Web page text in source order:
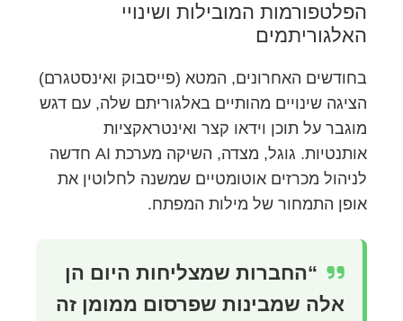
הפלטפורמות המובילות ושינויי
האלגוריתמים
בחודשים האחרונים, המטא (פייסבוק ואינסטגרם)
הציגה שינויים מהותיים באלגוריתם שלה, עם דגש
מוגבר על תוכן וידאו קצר ואינטראקציות
אותנטיות. גוגל, מצדה, השיקה מערכת AI חדשה
לניהול מכרזים אוטומטיים שמשנה לחלוטין את
אופן התמחור של מילות המפתח.
“החברות שמצליחות היום הן
אלה שמבינות שפרסום ממומן זה